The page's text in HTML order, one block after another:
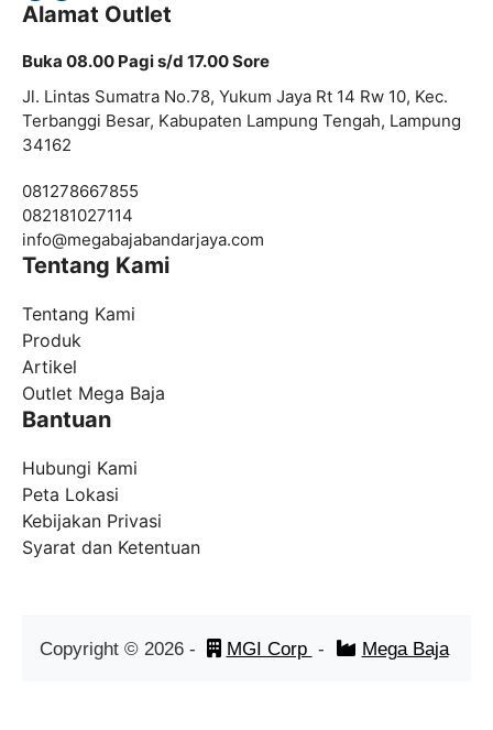
Alamat Outlet
Buka 08.00 Pagi s/d 17.00 Sore
Jl. Lintas Sumatra No.78, Yukum Jaya Rt 14 Rw 10, Kec.
Terbanggi Besar, Kabupaten Lampung Tengah, Lampung
34162
081278667855
082181027114
info@megabajabandarjaya.com
Tentang Kami
Tentang Kami
Produk
Artikel
Outlet Mega Baja
Bantuan
Hubungi Kami
Peta Lokasi
Kebijakan Privasi
Syarat dan Ketentuan
Copyright © 2026- MGI Corp - Mega Baja